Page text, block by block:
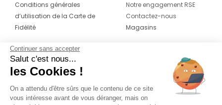
Conditions générales
d’utilisation de la Carte de
Fidélité
Notre engagement RSE
Contactez-nous
Magasins
CONTACT
04 42 20 78 42
Du lundi au jeudi de 8h30 à 16h30 & le
vendredi de 8h30 à 15h30
Continuer sans accepter
Salut c'est nous...
les Cookies !
On a attendu d'être sûrs que le contenu de ce site
vous intéresse avant de vous déranger, mais on